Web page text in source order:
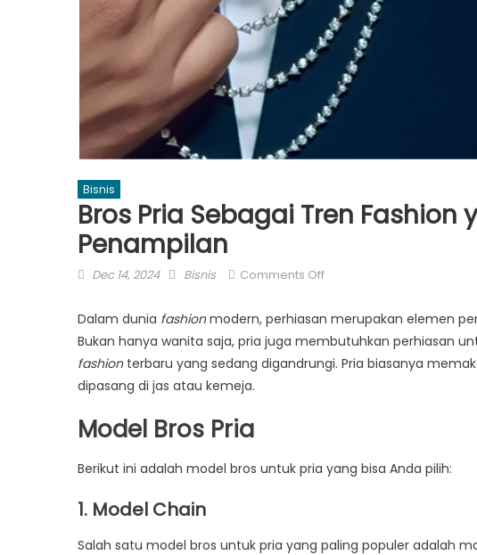
Bisnis
Bros Pria Sebagai Tren Fashion
Penampilan
Posted
Dec 14, 2024 Author
Bisnis Comments Offon
Pria
Sebagai
Tren
Fashion
Dalam dunia fashionmodern, perhiasan merupakan elemen
Bukan hanya wanita saja, pria juga membutuhkan perhiasan
fashion terbaru yang sedang digandrungi. Pria biasanya
dipasang di jas atau kemeja.
Model Bros Pria
Berikut ini adalah model bros untuk pria yang bisa Anda pilih:
1. Model Chain
Salah satu model bros untuk pria yang paling populer adalah